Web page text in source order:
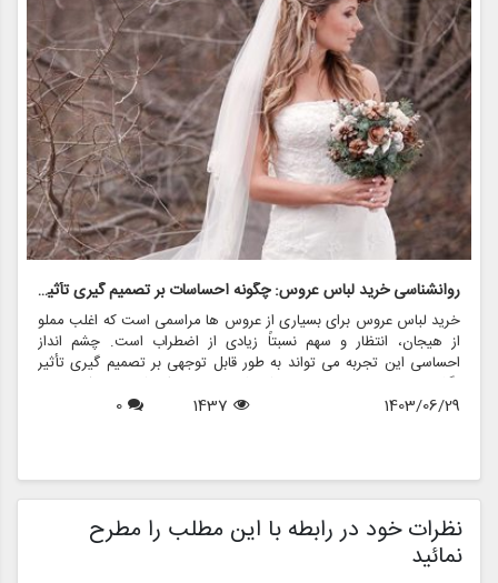
روانشناسی خرید لباس عروس: چگونه احساسات بر تصمیم گیری تأثیر می گذارد
خرید لباس عروس برای بسیاری از عروس ها مراسمی است که اغلب مملو
از هیجان، انتظار و سهم نسبتاً زیادی از اضطراب است. چشم انداز
احساسی این تجربه می تواند به طور قابل توجهی بر تصمیم گیری تأثیر
بگذارد و منجر به انتخاب هایی شود که نه تنها سبک شخصی بلکه عوامل
روانی عمیق تری را نیز منعکس می کند. در این مقاله، روانشناسی خرید
1403/06/29
1437
0
نظرات خود در رابطه با این مطلب را مطرح
نمائید